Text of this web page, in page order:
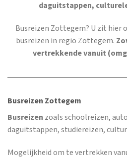
daguitstappen,
Busreizen Zottegem? U zit hier
busreizen in regio Zottegem.
vertrekkende vanuit
Busreizen Zottegem
Busreizen zoals schoolreizen,
daguitstappen, studiereizen,
Mogelijkheid om te vertrekken